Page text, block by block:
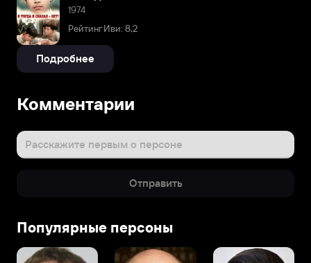
1974
Рейтинг Иви: 8,2
Подробнее
Комментарии
Расскажите первым о персоне
Отправить
Популярные персоны